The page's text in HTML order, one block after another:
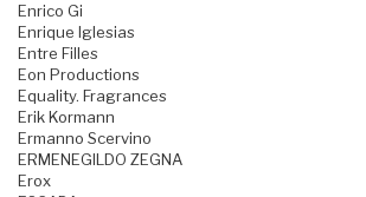
Enrico Gi
Enrique Iglesias
Entre Filles
Eon Productions
Equality. Fragrances
Erik Kormann
Ermanno Scervino
ERMENEGILDO ZEGNA
Erox